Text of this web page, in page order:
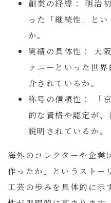
創業の経緯：
明治
った「継続性」と
か。
実績の具体性：
大
ァニーといった世
介されているか。
称号の信頼性：
「
的な資格や認定が
説明されているか。
海外のコレクターや企業
作ったか」というストー
工芸の歩みを具体的に示